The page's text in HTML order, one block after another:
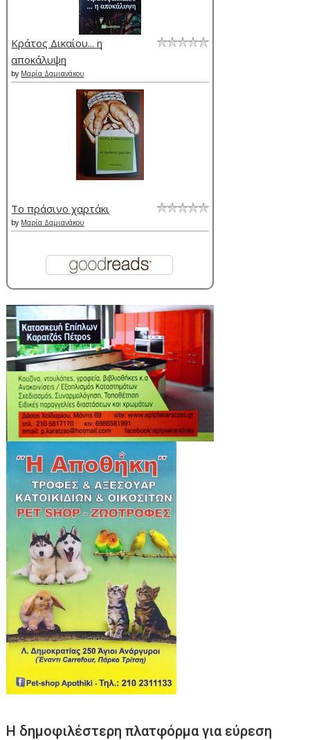
Κράτος Δικαίου... η
αποκάλυψη
by Μαρία Δαμιανάκου
Το πράσινο χαρτάκι
by Μαρία Δαμιανάκου
Η δημοφιλέστερη πλατφόρμα για εύρεση